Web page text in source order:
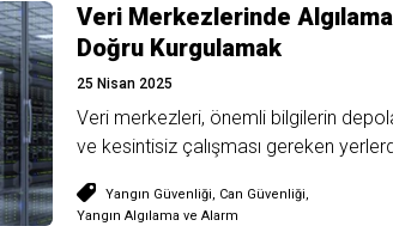
Veri Merkezlerinde
Doğru Kurgulamak
25 Nisan 2025
Veri merkezleri, önemli bilgilerin
ve kesintisiz çalışması gereken
Yangın Güvenliği, Can Güvenliği,
Yangın Algılama ve Alarm